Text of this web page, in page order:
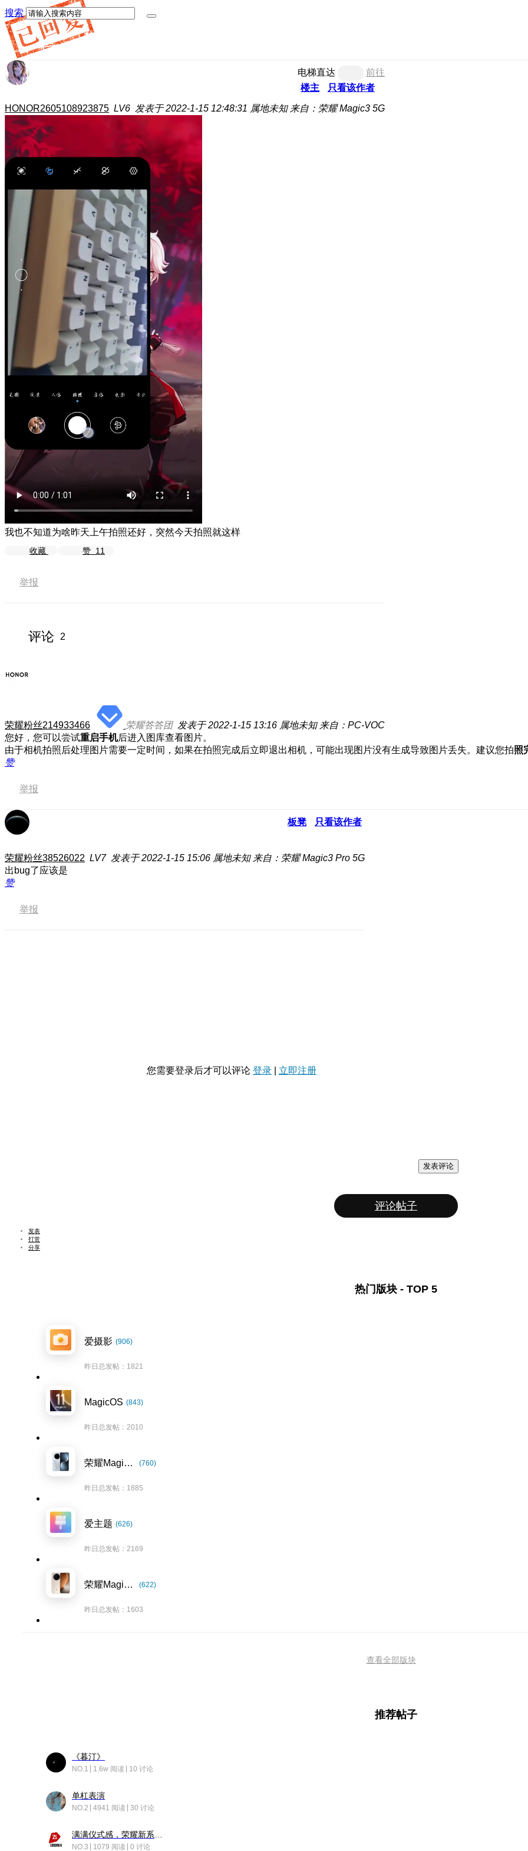
搜索
电梯直达
前往
楼主
只看该作者
HONOR2605108923875 LV6 发表于 2022-1-15 12:48:31 属地未知 来自：荣耀 Magic3 5G
我也不知道为啥昨天上午拍照还好，突然今天拍照就这样
收藏 赞 11
举报
评论 2
荣耀粉丝214933466 荣耀答答团 发表于 2022-1-15 13:16 属地未知 来自：PC-VOC
您好，您可以尝试重启手机后进入图库查看图片。
由于相机拍照后处理图片需要一定时间，如果在拍照完成后立即退出相机，可能出现图片没有生成导致图片丢失。建议您拍照
赞
举报
板凳 只看该作者
荣耀粉丝38526022 LV7 发表于 2022-1-15 15:06 属地未知 来自：荣耀 Magic3 Pro 5G
出bug了应该是
赞
举报
您需要登录后才可以评论 登录 立即注册
发表评论
评论帖子
发表
打赏
分享
热门版块 - TOP 5
爱摄影 (906)
昨日总发帖：1821
MagicOS (843)
昨日总发帖：2010
荣耀Magic7系列 (760)
昨日总发帖：1885
爱主题 (626)
昨日总发帖：2169
荣耀Magic8系列 (622)
昨日总发帖：1603
查看全部版块
推荐帖子
《暮汀》
NO.1 1.6w 阅读 10 讨论
单杠表演
NO.2 4941 阅读 30 讨论
NO.3 1079 阅读 0 讨论